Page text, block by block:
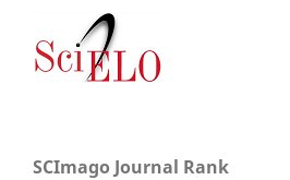
SCImago Journal Rank